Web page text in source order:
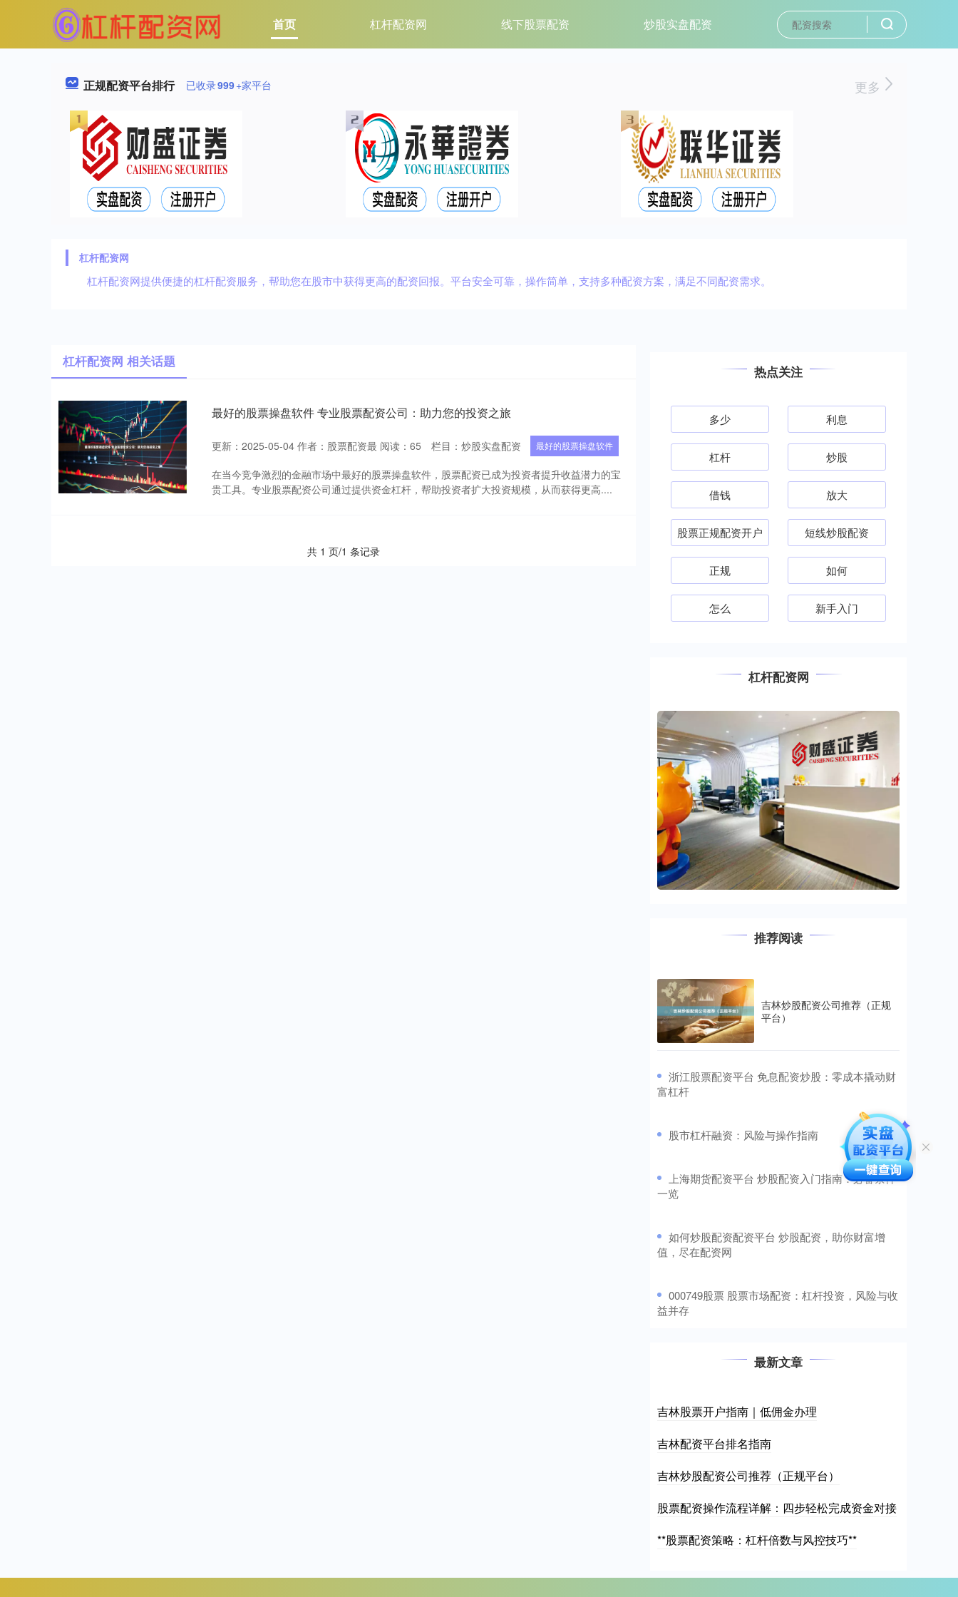
首页 杠杆配资网 线下股票配资 炒股实盘配资
正规配资平台排行 已收录999+家平台 更多
杠杆配资网
杠杆配资网提供便捷的杠杆配资服务，帮助您在股市中获得更高的配资回报。平台安全可靠，操作简单，支持多种配资方案，满足不同配资需求。
杠杆配资网 相关话题
最好的股票操盘软件 专业股票配资公司：助力您的投资之旅
更新：2025-05-04 作者：股票配资最 阅读： 65 栏目： 炒股实盘配资 最好的股票操盘软件
在当今竞争激烈的金融市场中最好的股票操盘软件，股票配资已成为投资者提升收益潜力的宝
贵工具。专业股票配资公司通过提供资金杠杆，帮助投资者扩大投资规模，从而获得更高....
共 1 页/1 条记录
热点关注
多少 利息
杠杆 炒股
借钱 放大
股票正规配资开户 短线炒股配资
正规 如何
怎么 新手入门
杠杆配资网
推荐阅读
吉林炒股配资公司推荐（正规
平台）
​浙江股票配资平台 免息配资炒股：零成本撬动财
富杠杆
​股市杠杆融资：风险与操作指南
​上海期货配资平台 炒股配资入门指南：必备条件
一览
​如何炒股配资配资平台 炒股配资，助你财富增
值，尽在配资网
​000749股票 股票市场配资：杠杆投资，风险与收
益并存
最新文章
吉林股票开户指南｜低佣金办理
吉林配资平台排名指南
吉林炒股配资公司推荐（正规平台）
股票配资操作流程详解：四步轻松完成资金对接
**股票配资策略：杠杆倍数与风控技巧**